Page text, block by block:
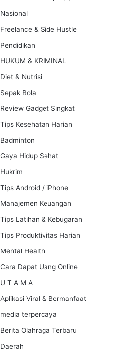
Nasional
Freelance & Side Hustle
Pendidikan
HUKUM & KRIMINAL
Diet & Nutrisi
Sepak Bola
Review Gadget Singkat
Tips Kesehatan Harian
Badminton
Gaya Hidup Sehat
Hukrim
Tips Android / iPhone
Manajemen Keuangan
Tips Latihan & Kebugaran
Tips Produktivitas Harian
Mental Health
Cara Dapat Uang Online
U T A M A
Aplikasi Viral & Bermanfaat
media terpercaya
Berita Olahraga Terbaru
Daerah